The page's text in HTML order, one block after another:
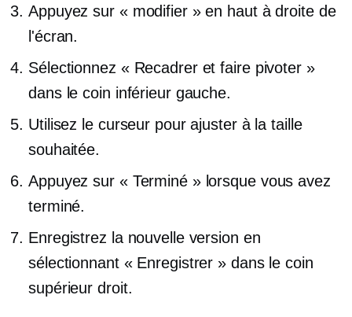
Appuyez sur « modifier » en haut à droite de
l'écran.
Sélectionnez « Recadrer et faire pivoter »
dans le coin inférieur gauche.
Utilisez le curseur pour ajuster à la taille
souhaitée.
Appuyez sur « Terminé » lorsque vous avez
terminé.
Enregistrez la nouvelle version en
sélectionnant « Enregistrer » dans le coin
supérieur droit.